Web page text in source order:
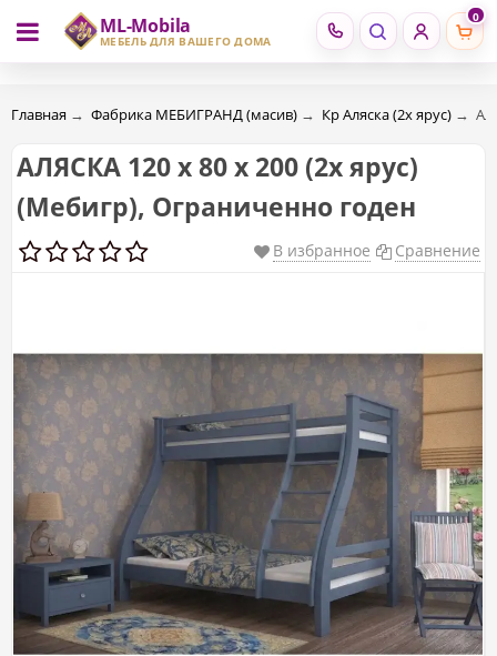
ML-Mobila
МЕБЕЛЬ ДЛЯ ВАШЕГО ДОМА
0
RU RO
Главная → Фабрика МЕБИГРАНД (масив) → Кр Аляска (2х ярус) →
АЛЯСКА 120 х 80 х 200 (2х ярус)
(Мебигр), Ограниченно годен
В избранное Сравнение